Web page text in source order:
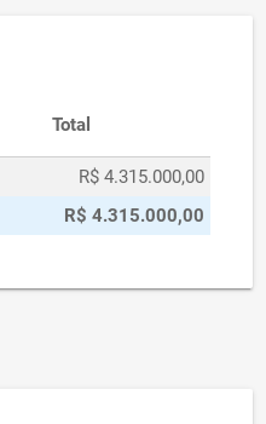
Total
R$ 4.315.000,00
R$ 4.315.000,00